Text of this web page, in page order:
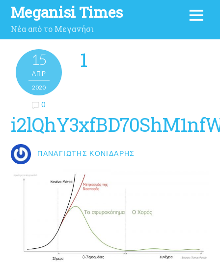
Meganisi Times
Νέα από το Μεγανήσι
15
ΑΠΡ
2020
0
1
ΠΑΝΑΓΙΏΤΗΣ ΚΟΝΙΔΆΡΗΣ